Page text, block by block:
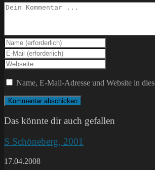
Kommentieren
Gib
deinen
Namen
oder
Benutzernamen
zum
Kommentieren
ein
Gib
deine
E-
Mail-
Adresse
zum
Kommentieren
ein
Gib
deine
Website-
ein
(optional)
Name, E-Mail-Adresse und Website in
Das könnte dir auch gefallen
S Schöneberg, 2001
17.04.2008